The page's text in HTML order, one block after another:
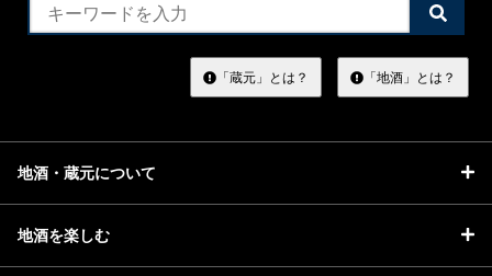
検
索
す
る
「蔵元」とは？ 「地酒」とは？
地酒・蔵元について
地酒を楽しむ